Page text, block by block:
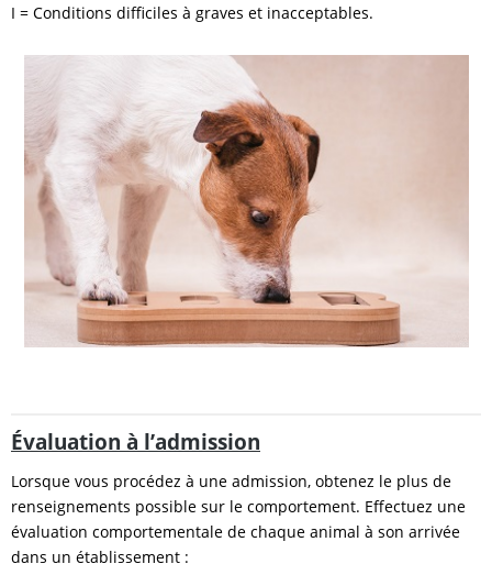
I = Conditions difficiles à graves et inacceptables.
Évaluation à l’admission
Lorsque vous procédez à une admission, obtenez le plus de
renseignements possible sur le comportement. Effectuez une
évaluation comportementale de chaque animal à son arrivée
dans un établissement :